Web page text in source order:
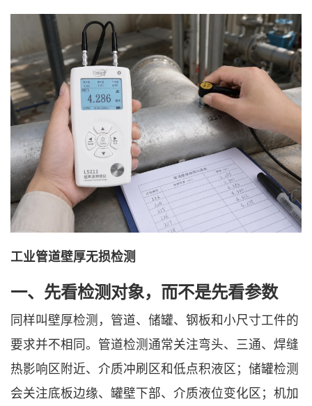
工业管道壁厚无损检测
一、先看检测对象，而不是先看参数
同样叫壁厚检测，管道、储罐、钢板和小尺寸工件的
要求并不相同。管道检测通常关注弯头、三通、焊缝
热影响区附近、介质冲刷区和低点积液区；储罐检测
会关注底板边缘、罐壁下部、介质液位变化区；机加